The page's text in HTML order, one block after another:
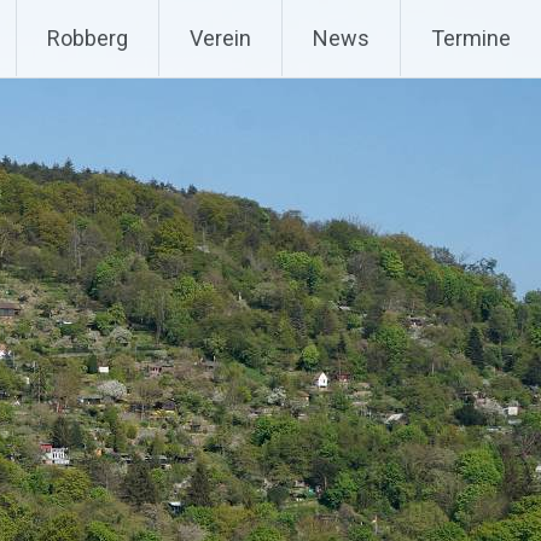
Robberg Verein News Termine